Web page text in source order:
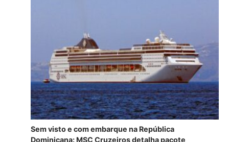
Sem visto e com embarque na República
Dominicana: MSC Cruzeiros detalha pacote